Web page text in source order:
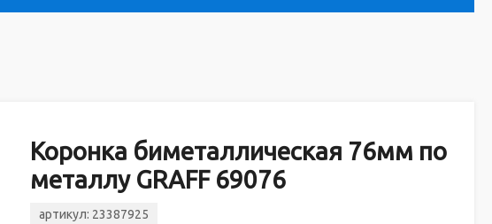
Коронка биметаллическая 76мм по
металлу GRAFF 69076
артикул: 23387925